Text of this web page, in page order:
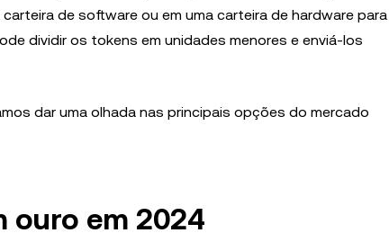
de software ou em uma carteira de hardware para
dividir os tokens em unidades menores e enviá-los
dar uma olhada nas principais opções do mercado
ouro em 2024